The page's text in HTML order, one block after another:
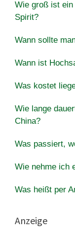
Wie groß ist
Spirit?
Wann sollte
Wann ist
Was kostet
Wie lange
China?
Was passiert,
Wie nehme ich
Was heißt per
Anzeige